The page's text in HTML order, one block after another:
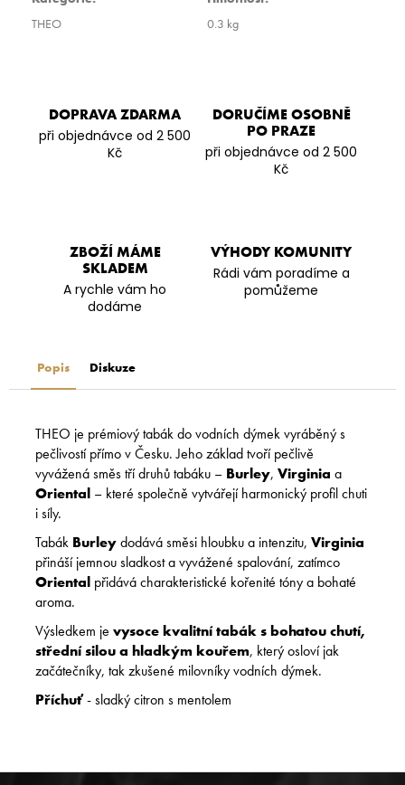
THEO
0.3 kg
DOPRAVA ZDARMA
při objednávce od 2 500
Kč
DORUČÍME OSOBNĚ
PO PRAZE
při objednávce od 2 500
Kč
ZBOŽÍ MÁME
SKLADEM
A rychle vám ho
dodáme
VÝHODY KOMUNITY
Rádi vám poradíme a
pomůžeme
Popis Diskuze
THEO je prémiový tabák do vodních dýmek vyráběný s
pečlivostí přímo v Česku. Jeho základ tvoří pečlivě
vyvážená směs tří druhů tabáku – Burley, Virginia a
Oriental – které společně vytvářejí harmonický profil chuti
i síly.
Tabák Burleydodává směsi hloubku a intenzitu, Virginia
přináší jemnou sladkost a vyvážené spalování, zatímco
Oriental přidává charakteristické kořenité tóny a bohaté
aroma.
Výsledkem je vysoce kvalitní tabák s bohatou chutí,
střední silou a hladkým kouřem, který osloví jak
začátečníky, tak zkušené milovníky vodních dýmek.
Příchuť- sladký citron s mentolem